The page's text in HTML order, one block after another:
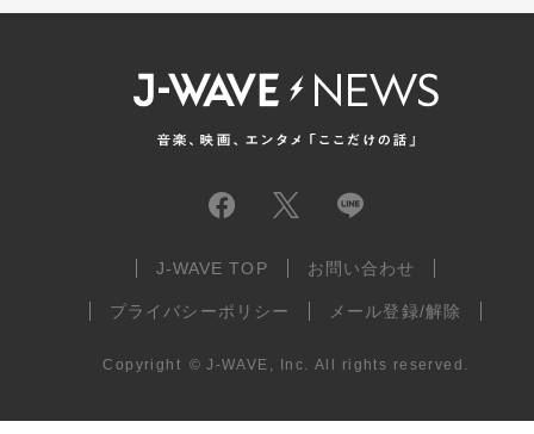
J-WAVE TOP お問い合わせ
プライバシーポリシー メール登録/解除
Copyright © J-WAVE, Inc. All rights reserved.